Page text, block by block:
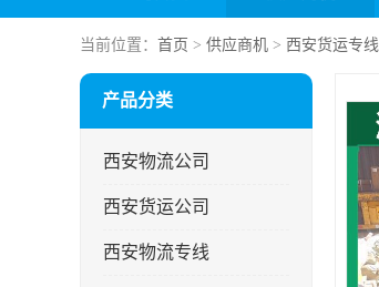
当前位置： 首页 > 供应商机 > 西安货运专线
产品分类
西安物流公司
西安货运公司
西安物流专线